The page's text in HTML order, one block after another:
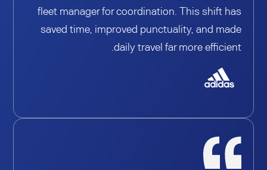
fleet manager for coordination. This shift has
saved time, improved punctuality, and made
daily travel far more efficient.